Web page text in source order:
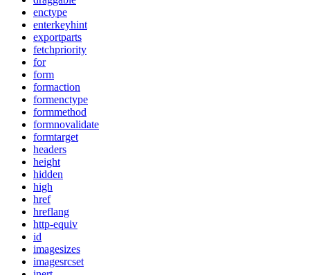
enctype
enterkeyhint
exportparts
fetchpriority
for
form
formaction
formenctype
formmethod
formnovalidate
formtarget
headers
height
hidden
high
href
hreflang
http-equiv
id
imagesizes
imagesrcset